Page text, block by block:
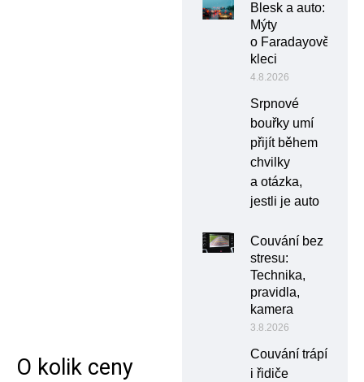
O kolik ceny
Blesk a auto:
Mýty
o Faradayově
kleci
4.8.2026
Srpnové
bouřky umí
přijít během
chvilky
a otázka,
jestli je auto
Couvání bez
stresu:
Technika,
pravidla,
kamera
3.8.2026
Couvání trápí
i řidiče